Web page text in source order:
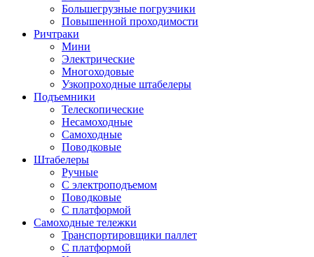
Большегрузные погрузчики
Повышенной проходимости
Ричтраки
Мини
Электрические
Многоходовые
Узкопроходные штабелеры
Подъемники
Телескопические
Несамоходные
Самоходные
Поводковые
Штабелеры
Ручные
С электроподъемом
Поводковые
С платформой
Самоходные тележки
Транспортировщики паллет
С платформой